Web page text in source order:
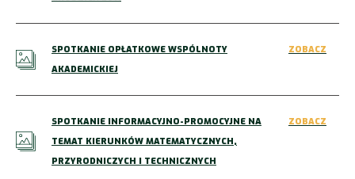
SPOTKANIE OPŁATKOWE WSPÓLNOTY
AKADEMICKIEJ
ZOBACZ
SPOTKANIE INFORMACYJNO-PROMOCYJNE NA
TEMAT KIERUNKÓW MATEMATYCZNYCH,
PRZYRODNICZYCH I TECHNICZNYCH
ZOBACZ